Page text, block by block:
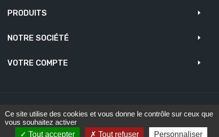
PRODUITS
NOTRE SOCIÉTÉ
VOTRE COMPTE
Copyright © DFA Automobile -Création Zedrimtim
Ce site utilise des cookies et vous donne le contrôle sur ceux que
vous souhaitez activer
Tout accepter
Tout refuser Personnaliser